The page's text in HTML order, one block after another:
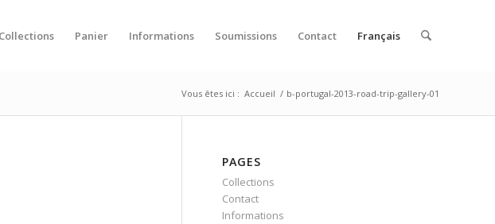
Collections Panier Informations Soumissions Contact Français
Vous êtes ici : Accueil / b-portugal-2013-road-trip-gallery-01
PAGES
Collections
Contact
Informations